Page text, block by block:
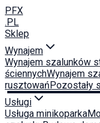
PFX
.PL
Sklep
Wynajem
Wynajem szalunków
ściennychWynajem
rusztowańPozostały
Usługi
Usługa minikoparka